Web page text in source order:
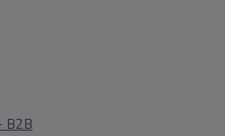
B2B